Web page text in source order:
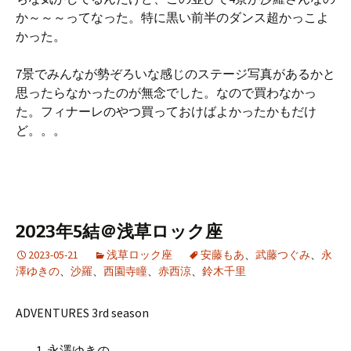
か～～～ってなった。特に黒い前半のダンス超かっこよ
かった。
7景でみんなが勢ぞろいな感じのステージ写真があるかと
思ったらなかったのが無念でした。なので買わなかっ
た。フィナーレのやつ買っておけばよかったかもだけ
ど。。。
2023年5結＠浅草ロック座
2023-05-21 浅草ロック座 安藤もあ、 武藤つぐみ、 永
澤ゆきの、 沙羅、 西園寺瞳、 赤西涼、 鈴木千里
ADVENTURES 3rd season